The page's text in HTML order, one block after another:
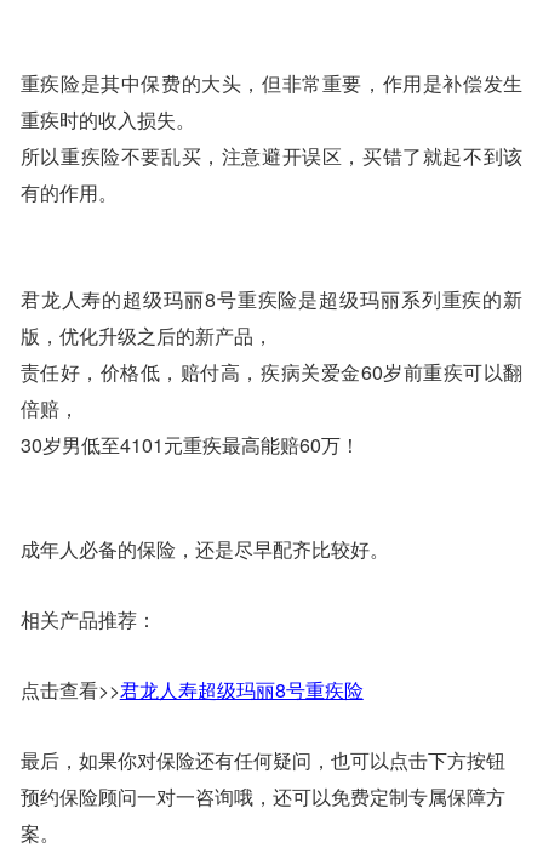
重疾险是其中保费的大头，但非常重要，作用是补偿发生
重疾时的收入损失。
所以重疾险不要乱买，注意避开误区，买错了就起不到该
有的作用。
君龙人寿的超级玛丽8号重疾险是超级玛丽系列重疾的新
版，优化升级之后的新产品，
责任好，价格低，赔付高，疾病关爱金60岁前重疾可以翻
倍赔，
30岁男低至4101元重疾最高能赔60万！
成年人必备的保险，还是尽早配齐比较好。
相关产品推荐：
点击查看>>君龙人寿超级玛丽8号重疾险
最后，如果你对保险还有任何疑问，也可以点击下方按钮
预约保险顾问一对一咨询哦，还可以免费定制专属保障方
案。